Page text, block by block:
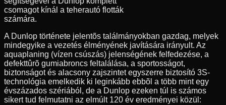
csomagot kínál a teherautó flották
számára.
A Dunlop története jelentõs találmányokban gazdag, melyek
mindegyike a vezetés élményének javítására irányult. Az
aquaplaning (vízen csúszás) jelenségének felfedezése, a
defekttûrõ gumiabroncs feltalálása, a sportosságot,
biztonságot és alacsony zajszintet egyszerre biztosító 3S-
technológia emelkedik ki leginkább ebbõl a több mint egy
évszázados szériából, de a Dunlop ezeken túl is számos
sikert tud felmutatni az elmúlt 120 év eredményei közül: